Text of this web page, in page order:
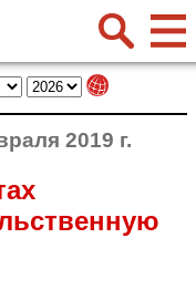
2019 г.